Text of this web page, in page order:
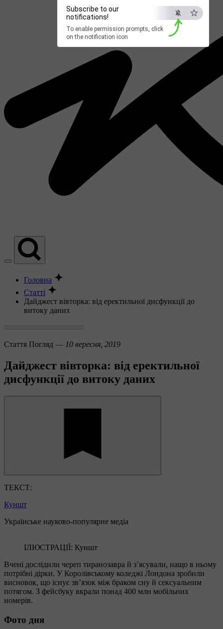
Subscribe to our
notifications!
To enable permission prompts, click
on the notification icon
Головна
Статті
Дайджест вівторка: від еректильної дисфункції до
витоку даних
Стаття Погляд — 10 вересня, 2019
Дайджест вівторка: від еректильної
дисфункції до витоку даних
ТЕКСТ:
Куншт
Українське науково-популярне медіа
ІЛЮСТРАЦІЇ: Куншт
Вчені дослідили череп тиранозавра й з’ясували, нащо в ньому
потрібні дірки. У Королівському коледжі Лондона зробили
висновок, що існує зв’язок між браком сну й сексуальним
потягом. З фейсбуку вкрали понад 400 млн мобільних
номерів.
Фото дня